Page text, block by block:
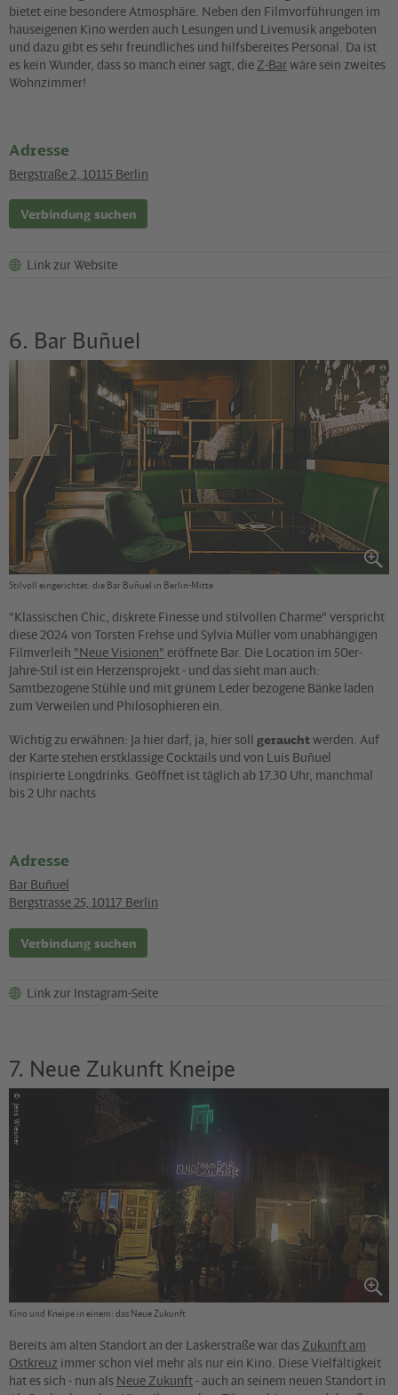
bietet eine besondere Atmosphäre. Neben den Filmvorführungen im
hauseigenen Kino werden auch Lesungen und Livemusik angeboten
und dazu gibt es sehr freundliches und hilfsbereites Personal. Da ist
es kein Wunder, dass so manch einer sagt, die Z-Barwäre sein zweites
Wohnzimmer!
Adresse
Bergstraße 2 10115 Berlin
Verbindung suchen
Link zur Website
6. Bar Buñuel
©
Bar Buñuel
Stilvoll eingerichtet: die Bar Buñuel in Berlin-Mitte
"Klassischen Chic, diskrete Finesse und stilvollen Charme" verspricht
diese 2024 von Torsten Frehse und Sylvia Müller vom unabhängigen
Filmverleih "Neue Visionen" eröffnete Bar. Die Location im 50er-
Jahre-Stil ist ein Herzensprojekt - und das sieht man auch:
Samtbezogene Stühle und mit grünem Leder bezogene Bänke laden
zum Verweilen und Philosophieren ein.
Wichtig zu erwähnen: Ja hier darf, ja, hier soll gerauchtwerden. Auf
der Karte stehen erstklassige Cocktails und von Luis Buñuel
inspirierte Longdrinks. Geöffnet ist täglich ab 17.30 Uhr, manchmal
bis 2 Uhr nachts
Adresse
Bar Buñuel
Bergstrasse 25 10117 Berlin
Verbindung suchen
Link zur Instagram-Seite
7. Neue Zukunft Kneipe
©
Jens Wiesner
Kino und Kneipe in einem: das Neue Zukunft
Bereits am alten Standort an der Laskerstraße war das Zukunft am
Ostkreuz immer schon viel mehr als nur ein Kino. Diese Vielfältigkeit
hat es sich - nun als Neue Zukunft- auch an seinem neuen Standort in